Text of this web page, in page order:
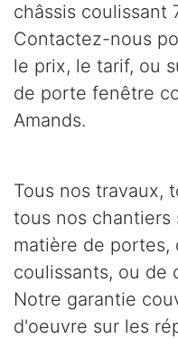
châssis coulissant
Contactez-nous
le prix, le tarif, ou
de porte fenêtre
Amands.
Tous nos travaux,
tous nos chantiers
matière de portes,
coulissants, ou de
Notre garantie
d'oeuvre sur les